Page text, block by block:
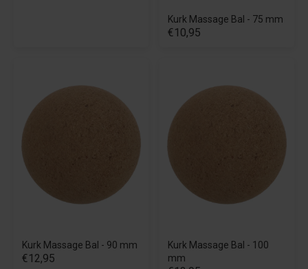
Kurk Massage Bal - 75 mm
€10,95
Kurk Massage Bal - 90 mm
€12,95
Kurk Massage Bal - 100
mm